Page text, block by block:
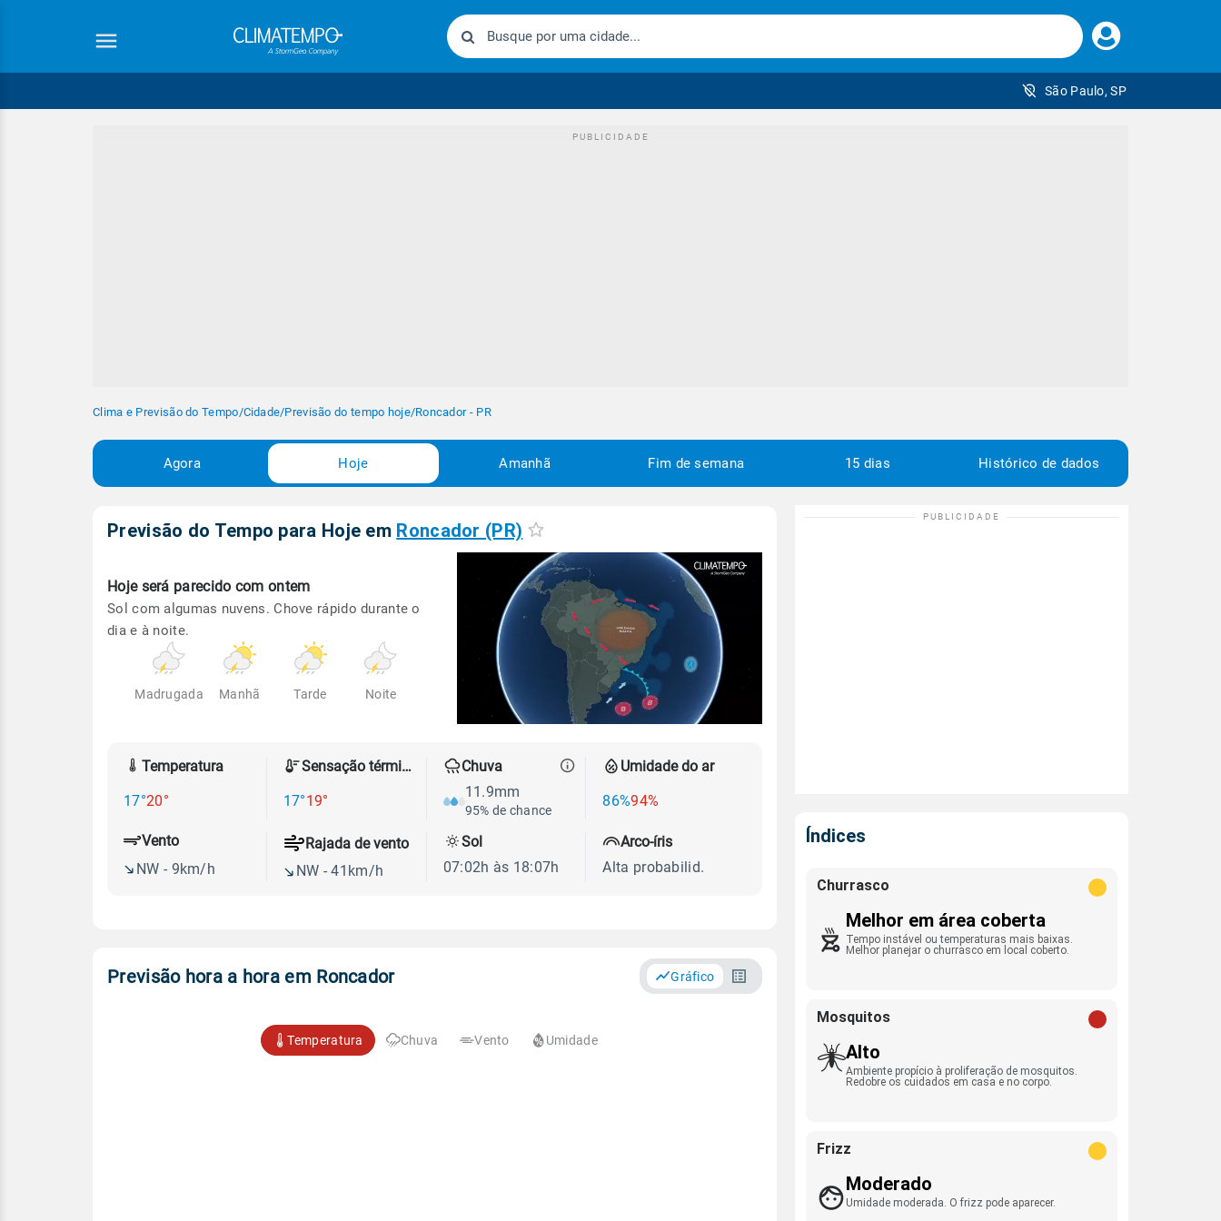
Faça
seu
São Paulo, SP
Clima e Previsão do Tempo/Cidade/Previsão do tempo hoje/Roncador - PR
Agora Hoje Amanhã Fim de semana 15 dias Histórico de dados
Previsão do Tempo para Hoje em Roncador (PR)
Hoje será parecido com ontem
Sol com algumas nuvens. Chove rápido durante o
dia e à noite.
Madrugada Manhã Tarde Noite
Temperatura
17°20°
Sensação térmica
17°19°
Chuva
11.9mm
95% de chance
Umidade do ar
86%94%
Vento
NW - 9km/h
Rajada de vento
NW - 41km/h
Sol
07:02h às 18:07h
Arco-íris
Alta probabilid.
Previsão hora a hora em Roncador Gráfico
Temperatura Chuva Vento Umidade
Índices
Churrasco
Melhor em área coberta
Tempo instável ou temperaturas mais baixas.
Melhor planejar o churrasco em local coberto.
Mosquitos
Alto
Ambiente propício à proliferação de mosquitos.
Redobre os cuidados em casa e no corpo.
Frizz
Moderado
Umidade moderada. O frizz pode aparecer.